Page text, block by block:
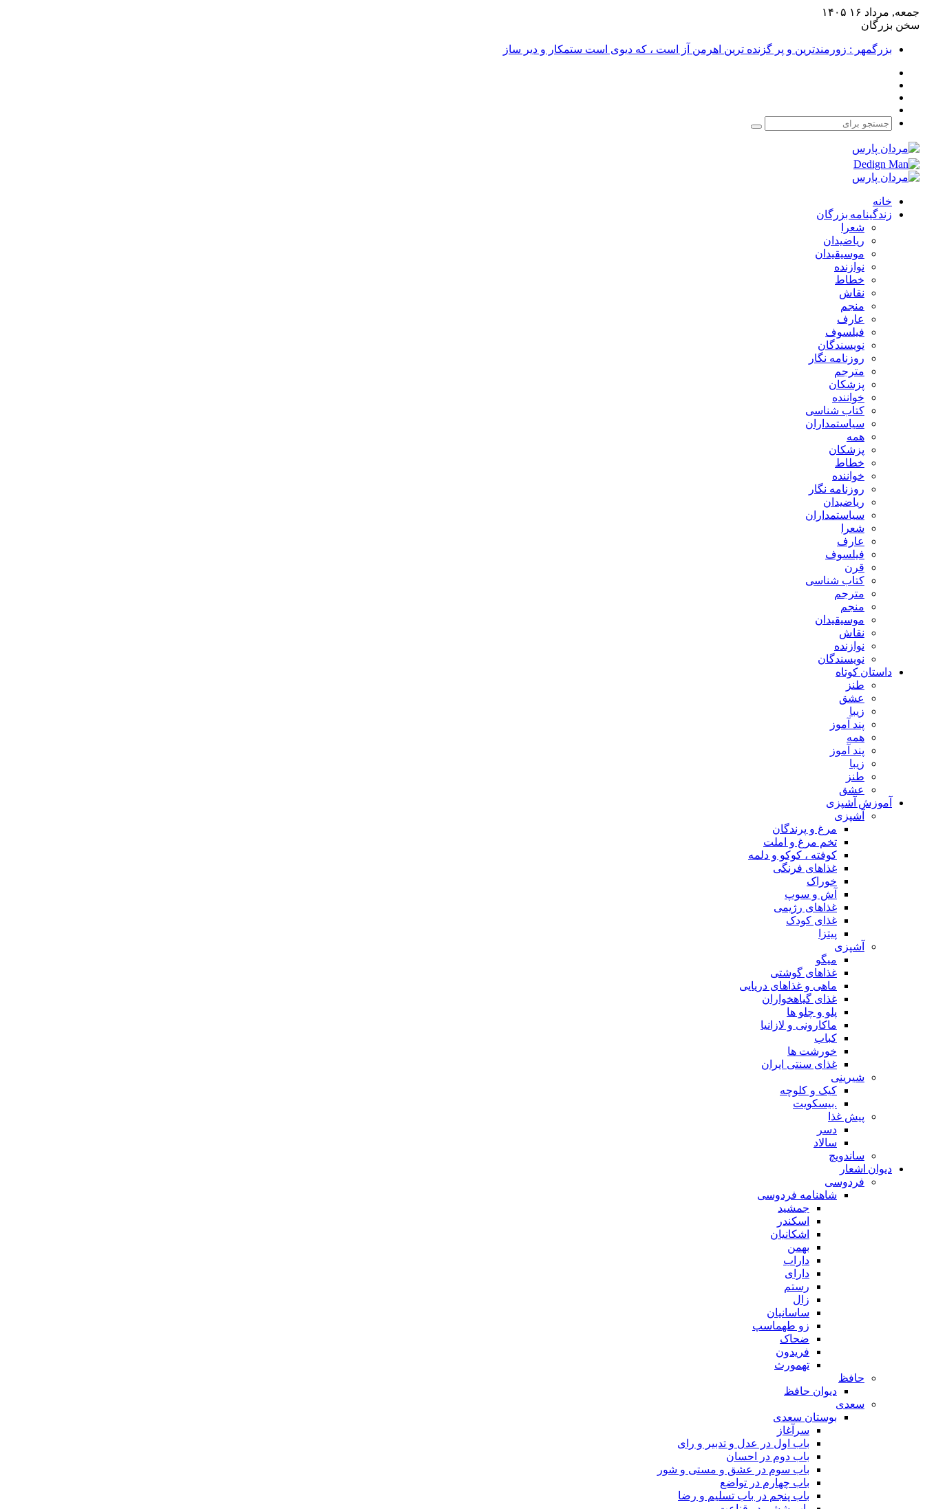
جمعه, مرداد ۱۶ ۱۴۰۵
سخن بزرگان
بزرگمهر : زورمندترین و پر گزنده ترین اهرمن آز است ، که دیوی است ستمکار و دیر ساز
جستجو
خانه
زندگینامه بزرگان
شعرا
ریاضیدان
موسیقیدان
نوازنده
خطاط
نقاش
منجم
عارف
فیلسوف
نویسندگان
روزنامه نگار
مترجم
پزشکان
خواننده
کتاب شناسی
سیاستمداران
همه
پزشکان
خطاط
خواننده
روزنامه نگار
ریاضیدان
سیاستمداران
شعرا
عارف
فیلسوف
قرن
کتاب شناسی
مترجم
منجم
موسیقیدان
نقاش
نوازنده
نویسندگان
داستان کوتاه
طنز
عشق
زیبا
پند آموز
همه
پند آموز
زیبا
طنز
عشق
آموزش آشپزی
آشپزی
مرغ و پرندگان
تخم مرغ و املت
کوفته ، کوکو و دلمه
غذاهای فرنگی
خوراک
آش و سوپ
غذاهای رژیمی
غذای کودک
پیتزا
آشپزی
میگو
غذاهای گوشتی
ماهی و غذاهای دریایی
غذای گیاهخواران
پلو و چلو ها
ماکارونی و لازانیا
کباب
خورشت ها
غذای سنتی ایران
شیرینی
کیک و کلوچه
.بیسکویت
پیش غذا
دسر
سالاد
ساندویچ
دیوان اشعار
فردوسی
شاهنامه فردوسی
جمشید
اسکندر
اشکانیان
بهمن
داراب
دارای
رستم
زال
ساسانیان
زو طهماسپ‏
ضحاک
فریدون
تهمورث
حافظ
دیوان حافظ
سعدی
بوستان سعدی
سرآغاز
باب اول در عدل و تدبیر و رای
باب دوم در احسان
باب سوم در عشق و مستی و شور
باب چهارم در تواضع
باب پنجم در باب تسلیم و رضا